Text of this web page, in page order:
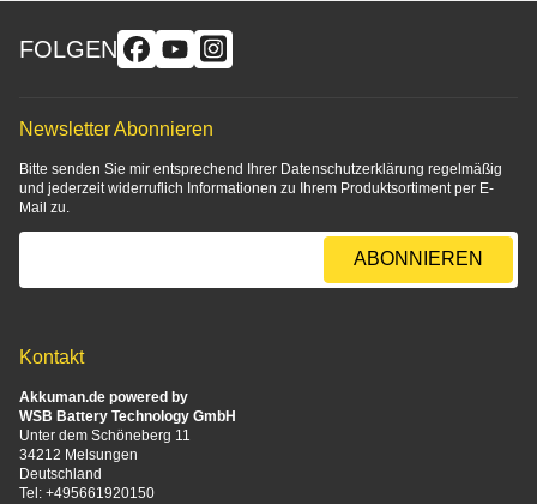
FOLGEN
Newsletter Abonnieren
Bitte senden Sie mir entsprechend Ihrer Datenschutzerklärung regelmäßig
und jederzeit widerruflich Informationen zu Ihrem Produktsortiment per E-
Mail zu.
E-Mail-Adresse
ABONNIEREN
Kontakt
Akkuman.de powered by
WSB Battery Technology GmbH
Unter dem Schöneberg 11
34212 Melsungen
Deutschland
Tel: +495661920150